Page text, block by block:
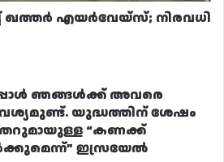
ഖത്തർ എയർവേയ്‌സ്; നിരവധി
ഞങ്ങൾക്ക് അവരെ
യുദ്ധത്തിന് ശേഷം
“കണക്ക്
ഇസ്രയേൽ